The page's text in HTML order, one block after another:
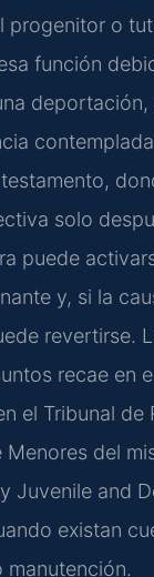
progenitor o
función
solo
puede
y, si la
revertirse.
recae en
el Tribunal de
Menores del
Juvenile and
existan
manutención.